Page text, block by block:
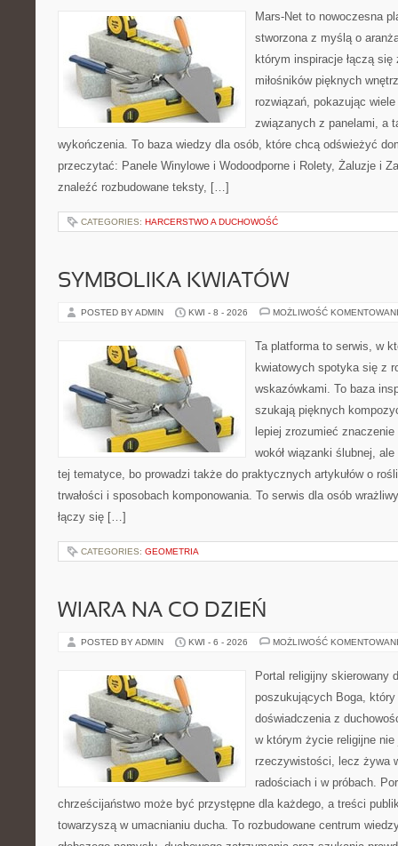
Mars-Net to nowoczesna
stworzona z myślą o
którym inspiracje łączą
miłośników pięknych
rozwiązań, pokazując
związanych z panelami, a
wykończenia. To baza wiedzy dla osób, które chcą odświeżyć
przeczytać: Panele Winylowe i Wodoodporne i Rolety, Żaluzje i
znaleźć rozbudowane teksty, […]
CATEGORIES: HARCERSTWO A DUCHOWOŚĆ
SYMBOLIKA KWIATÓW
POSTED BY ADMIN KWI - 8 - 2026 MOŻLIWOŚĆ
Ta platforma to serwis, w
kwiatowych spotyka się z
wskazówkami. To baza
szukają pięknych
lepiej zrozumieć
wokół wiązanki ślubnej,
tej tematyce, bo prowadzi także do praktycznych artykułów o
trwałości i sposobach komponowania. To serwis dla osób
łączy się […]
CATEGORIES: GEOMETRIA
WIARA NA CO DZIEŃ
POSTED BY ADMIN KWI - 6 - 2026 MOŻLIWOŚĆ
Portal religijny skierowany
poszukujących Boga,
doświadczenia z
w którym życie religijne nie
rzeczywistości, lecz żywa
radościach i w próbach.
chrześcijaństwo może być przystępne dla każdego, a treści
towarzyszą w umacnianiu ducha. To rozbudowane centrum